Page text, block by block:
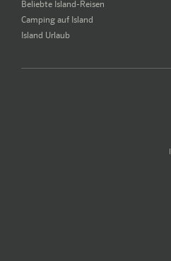
Beliebte Island-Reisen
Camping auf Island
Island Urlaub